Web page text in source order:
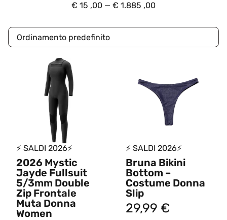
€ 15 ,00 — € 1.885 ,00
⚡ SALDI 2026⚡
2026 Mystic
Jayde Fullsuit
5/3mm Double
Zip Frontale
Muta Donna
Women
⚡ SALDI 2026⚡
Bruna Bikini
Bottom –
Costume Donna
Slip
29,99 €